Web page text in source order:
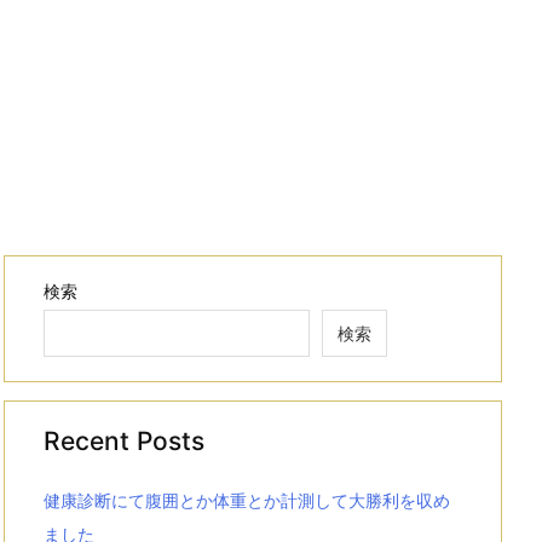
検索
検索
Recent Posts
健康診断にて腹囲とか体重とか計測して大勝利を収め
ました